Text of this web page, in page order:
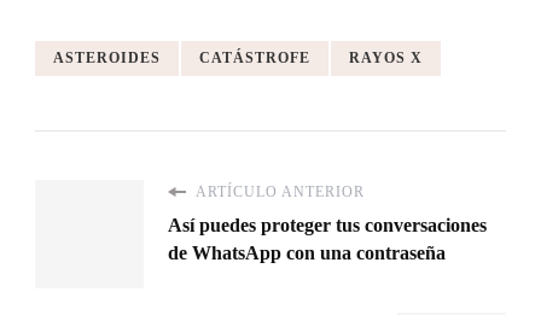
ASTEROIDES CATÁSTROFE RAYOS X
ARTÍCULO ANTERIOR
Así puedes proteger tus conversaciones
de WhatsApp con una contraseña